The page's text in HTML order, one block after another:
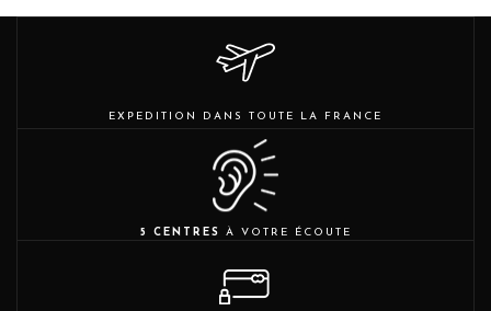
EXPEDITION DANS TOUTE LA FRANCE
5 CENTRES À VOTRE ÉCOUTE